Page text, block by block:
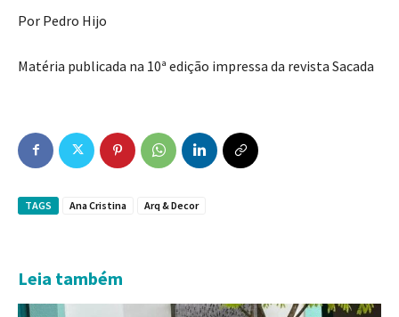
Por Pedro Hijo
Matéria publicada na 10ª edição impressa da revista Sacada
TAGS Ana Cristina Arq & Decor
Leia também